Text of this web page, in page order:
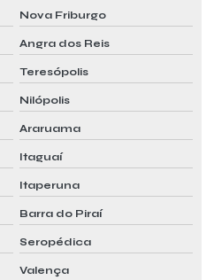
Nova Friburgo
Angra dos Reis
Teresópolis
Nilópolis
Araruama
Itaguaí
Itaperuna
Barra do Piraí
Seropédica
Valença